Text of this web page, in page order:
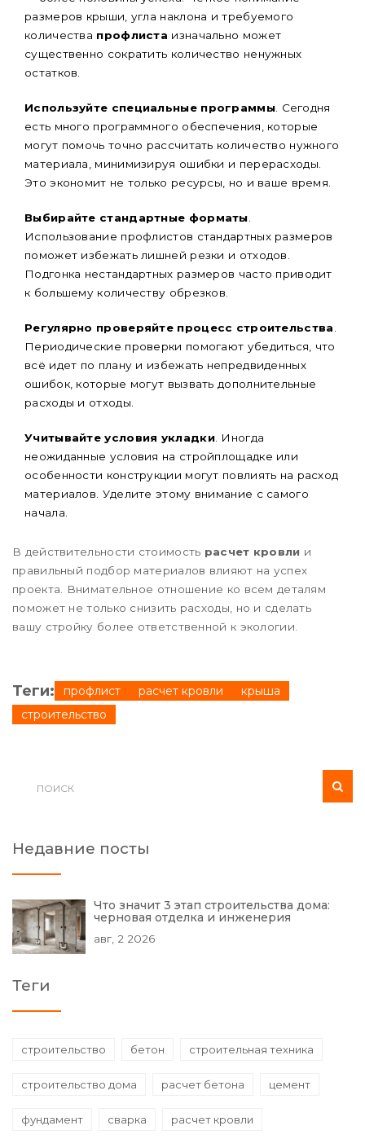
размеров крыши, угла наклона и требуемого
количества профлиста изначально может
существенно сократить количество ненужных
остатков.
Используйте специальные программы. Сегодня
есть много программного обеспечения, которые
могут помочь точно рассчитать количество нужного
материала, минимизируя ошибки и перерасходы.
Это экономит не только ресурсы, но и ваше время.
Выбирайте стандартные форматы
Использование профлистов стандартных размеров
поможет избежать лишней резки и отходов.
Подгонка нестандартных размеров часто приводит
к большему количеству обрезков.
Регулярно проверяйте процесс строительства
Периодические проверки помогают убедиться, что
всё идет по плану и избежать непредвиденных
ошибок, которые могут вызвать дополнительные
расходы и отходы.
Учитывайте условия укладки. Иногда
неожиданные условия на стройплощадке или
особенности конструкции могут повлиять на расход
материалов. Уделите этому внимание с самого
начала.
В действительности стоимость расчет кровли и
правильный подбор материалов влияют на успех
проекта. Внимательное отношение ко всем деталям
поможет не только снизить расходы, но и сделать
вашу стройку более ответственной к экологии.
Теги: профлист расчет кровли
крыша
строительство
Недавние посты
Что значит 3 этап строительства дома:
черновая отделка и инженерия
авг, 2 2026
Теги
строительство бетон строительная техника
строительство дома расчет бетона цемент
фундамент сварка расчет кровли